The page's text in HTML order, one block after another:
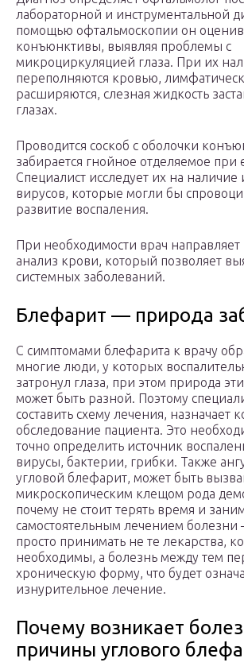
лабораторной и инструментальной
помощью офтальмоскопии он
конъюнктивы, выявляя проблемы с
микроциркуляцией глаза. При их
переполняются кровью,
расширяются, слезная жидкость
глазах.
Проводится соскоб с оболочки
забирается гнойное отделяемое при
Специалист исследует их на
вирусов, которые могли бы
развитие воспаления.
При необходимости врач направляет
анализ крови, который позволяет
системных заболеваний.
Блефарит — природа
С симптомами блефарита к врачу
многие люди, у которых
затронул глаза, при этом природа
может быть разной. Поэтому
составить схему лечения, назначает
обследование пациента. Это
точно определить источник
вирусы, бактерии, грибки. Также
угловой блефарит, может быть
микроскопическим клещом рода
почему не стоит терять время и
самостоятельным лечением
просто принимать не те лекарства,
необходимы, а болезнь между тем
хроническую форму, что будет
изнурительное лечение.
Почему возникает
причины углового